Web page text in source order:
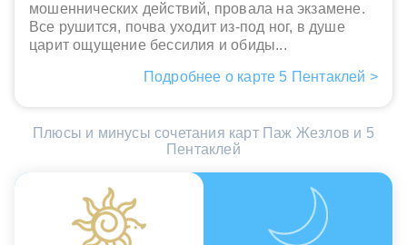
мошеннических действий, провала на экзамене.
Все рушится, почва уходит из-под ног, в душе
царит ощущение бессилия и обиды...
Подробнее о карте 5 Пентаклей >
Плюсы и минусы сочетания карт Паж Жезлов и 5
Пентаклей